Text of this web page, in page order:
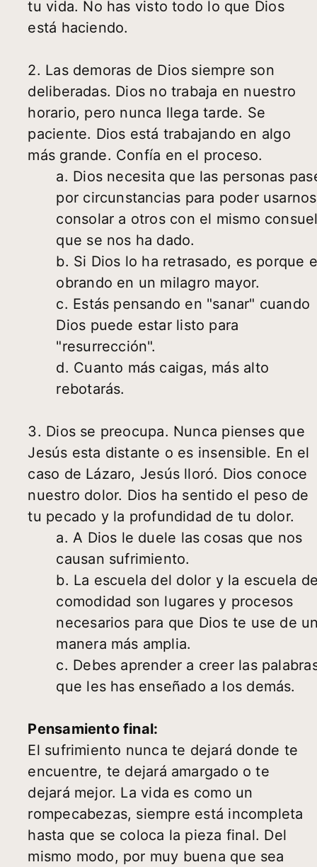
tu vida. No has visto todo lo que Dios
está haciendo.
2. Las demoras de Dios siempre son
deliberadas. Dios no trabaja en nuestro
horario, pero nunca llega tarde. Se
paciente. Dios está trabajando en algo
más grande. Confía en el proceso.
a. Dios necesita que las personas
por circunstancias para poder
consolar a otros con el mismo
que se nos ha dado.
b. Si Dios lo ha retrasado, es porque
obrando en un milagro mayor.
c. Estás pensando en "sanar" cuando
Dios puede estar listo para
"resurrección".
d. Cuanto más caigas, más alto
rebotarás.
3. Dios se preocupa. Nunca pienses que
Jesús esta distante o es insensible. En el
caso de Lázaro, Jesús lloró. Dios conoce
nuestro dolor. Dios ha sentido el peso de
tu pecado y la profundidad de tu dolor.
a. A Dios le duele las cosas que nos
causan sufrimiento.
b. La escuela del dolor y la escuela
comodidad son lugares y procesos
necesarios para que Dios te use de
manera más amplia.
c. Debes aprender a creer las
que les has enseñado a los demás.
Pensamiento final:
El sufrimiento nunca te dejará donde te
encuentre, te dejará amargado o te
dejará mejor. La vida es como un
rompecabezas, siempre está incompleta
hasta que se coloca la pieza final. Del
mismo modo, por muy buena que sea